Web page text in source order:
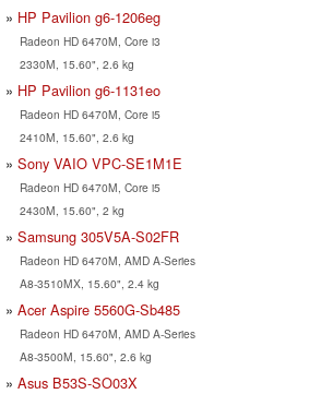
HP Pavilion g6-1206eg
Radeon HD 6470M, Core i3
2330M, 15.60", 2.6 kg
HP Pavilion g6-1131eo
Radeon HD 6470M, Core i5
2410M, 15.60", 2.6 kg
Sony VAIO VPC-SE1M1E
Radeon HD 6470M, Core i5
2430M, 15.60", 2 kg
Samsung 305V5A-S02FR
Radeon HD 6470M, AMD A-Series
A8-3510MX, 15.60", 2.4 kg
Acer Aspire 5560G-Sb485
Radeon HD 6470M, AMD A-Series
A8-3500M, 15.60", 2.6 kg
Asus B53S-SO03X